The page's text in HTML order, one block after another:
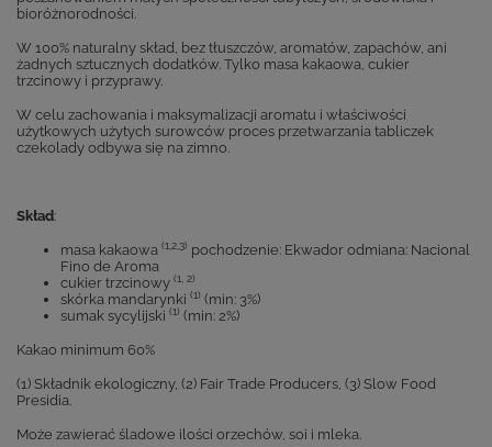
bioróżnorodności.
W 100% naturalny skład, bez tłuszczów, aromatów, zapachów, ani
żadnych sztucznych dodatków. Tylko masa kakaowa, cukier
trzcinowy i przyprawy.
W celu zachowania i maksymalizacji aromatu i właściwości
użytkowych użytych surowców proces przetwarzania tabliczek
czekolady odbywa się na zimno.
Skład:
masa kakaowa (1,2,3) pochodzenie: Ekwador odmiana: Nacional
Fino de Aroma
cukier trzcinowy (1, 2)
skórka mandarynki (1) (min: 3%)
sumak sycylijski (1) (min: 2%)
Kakao minimum 60%
(1) Składnik ekologiczny, (2) Fair Trade Producers, (3) Slow Food
Presidia.
Może zawierać śladowe ilości orzechów, soi i mleka.